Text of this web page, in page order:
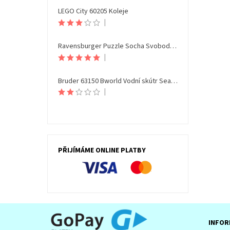
LEGO City 60205 Koleje
|
Ravensburger Puzzle Socha Svobody Noční edice 108 dílků
|
Bruder 63150 Bworld Vodní skútr Seamaxx s figurkou
|
PŘIJÍMÁME ONLINE PLATBY